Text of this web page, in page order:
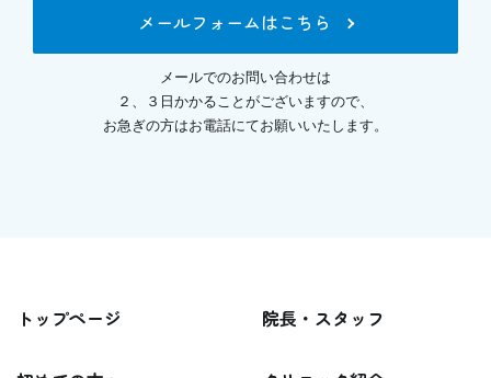
メールフォームはこちら
メールでのお問い合わせは
２、３日かかることがございますので、
お急ぎの方はお電話にてお願いいたします。
トップページ 院長・スタッフ